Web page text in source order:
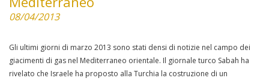
08/04/2013
Gli ultimi giorni di marzo 2013 sono stati densi di notizie nel campo dei
giacimenti di gas nel Mediterraneo orientale. Il giornale turco Sabah ha
rivelato che Israele ha proposto alla Turchia la costruzione di un